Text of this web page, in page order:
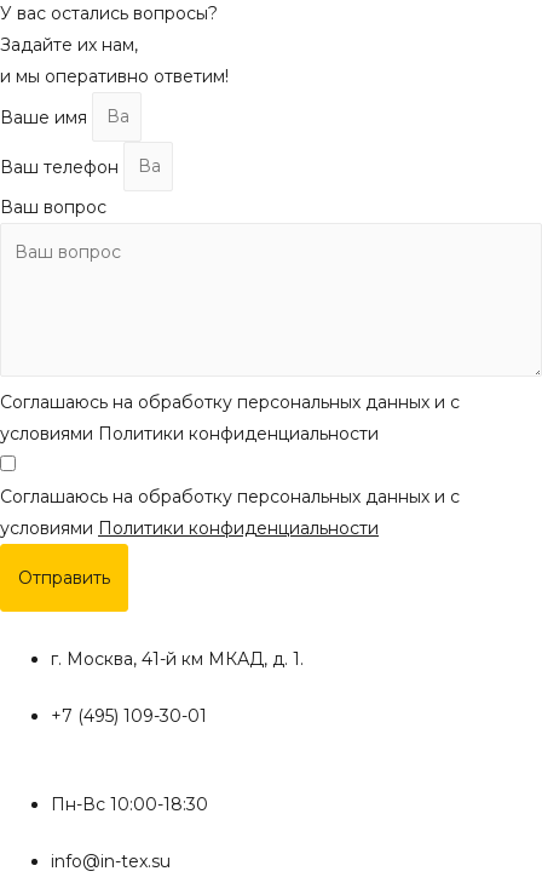
У вас остались вопросы?
Задайте их нам,
и мы оперативно ответим!
Ваше имя
Ваш телефон
Ваш вопрос
Соглашаюсь на обработку персональных данных и с
условиями Политики конфиденциальности
Соглашаюсь на обработку персональных данных и с
условиями Политики конфиденциальности
Отправить
г. Москва, 41-й км МКАД, д. 1.
+7 (495) 109-30-01
Пн-Вс 10:00-18:30
info@in-tex.su